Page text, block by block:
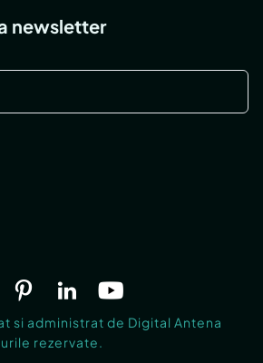
newsletter
si administrat de Digital Antena
rezervate.